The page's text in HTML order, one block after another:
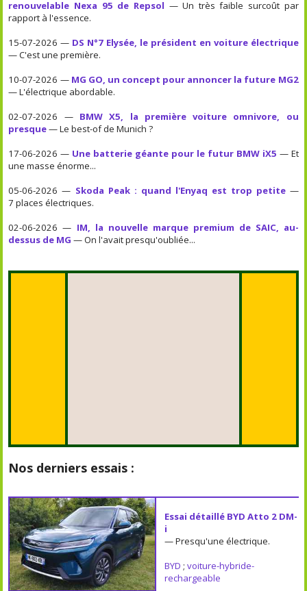
renouvelable Nexa 95 de Repsol — Un très faible surcoût par
rapport à l'essence.
15-07-2026 — DS N°7 Elysée, le président en voiture électrique
— C'est une première.
10-07-2026 — MG GO, un concept pour annoncer la future MG2
— L'électrique abordable.
02-07-2026 — BMW X5, la première voiture omnivore, ou
presque— Le best-of de Munich ?
17-06-2026 — Une batterie géante pour le futur BMW iX5 — Et
une masse énorme...
05-06-2026 — Skoda Peak : quand l'Enyaq est trop petite—
7 places électriques.
02-06-2026 — IM, la nouvelle marque premium de SAIC, au-
dessus de MG — On l'avait presqu'oubliée...
Nos derniers essais :
Essai détaillé BYD Atto 2 DM-
i
— Presqu'une électrique.
BYD ; voiture-hybride-
rechargeable